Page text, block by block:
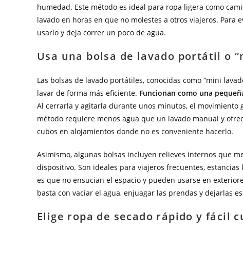
humedad. Este método es ideal para ropa ligera como
lavado en horas en que no molestes a otros viajeros.
usarlo y deja correr un poco de agua.
Usa una bolsa de lavado portátil o
Las bolsas de lavado portátiles, conocidas como “mini
lavar de forma más eficiente. Funcionan como una
Al cerrarla y agitarla durante unos minutos, el
método requiere menos agua que un lavado manual y
cubos en alojamientos donde no es conveniente hacerlo.
Asimismo, algunas bolsas incluyen relieves internos que
dispositivo. Son ideales para viajeros frecuentes,
es que no ensucian el espacio y pueden usarse en
basta con vaciar el agua, enjuagar las prendas y dejarlas
Elige ropa de secado rápido y fácil